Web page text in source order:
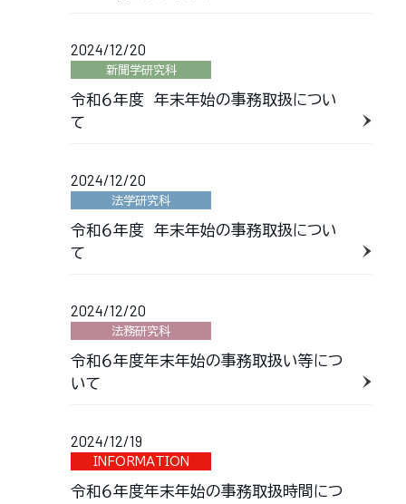
2024/12/20
新聞学研究科
令和６年度 年末年始の事務取扱につい
て
2024/12/20
法学研究科
令和６年度 年末年始の事務取扱につい
て
2024/12/20
法務研究科
令和６年度年末年始の事務取扱い等につ
いて
2024/12/19
INFORMATION
令和６年度年末年始の事務取扱時間につ